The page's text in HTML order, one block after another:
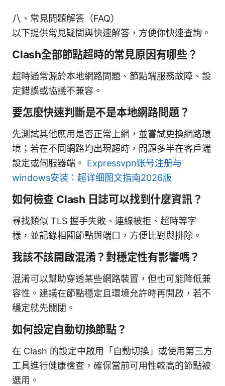
八、常見問題解答（FAQ）
以下提供常見疑問與快速解答，方便你快速查詢。
Clash全部節點超時的常見原因有哪些？
超時通常源於本地網路問題、節點端服務故障、設
定錯誤或協議不兼容。
要怎麼快速判斷是不是本地網路問題？
先測試其他應用是否正常上網，並嘗試更換網路環
境；若在不同網路均出現超時，問題多半在客戶端
設定或伺服器端。 Expressvpn账号注册与
windows安装：超详细图文指南2026版
如何檢查 Clash 日誌可以找到什麼資訊？
尋找類似 TLS 握手失敗、連線被拒、超時等字
樣，並記錄相關節點與端口，方便比對與排除。
我該不該開啟混淆？對穩定性有影響嗎？
混淆可以幫助穿透某些網路裝置，但也可能降低兼
容性。建議在節點穩定且環境允許時再開啟，若不
穩定就先關閉。
如何設定自動切換節點？
在 Clash 的設定中啟用「自動切換」或使用第三方
工具進行健康檢查，確保當前可用性較高的節點被
選用。